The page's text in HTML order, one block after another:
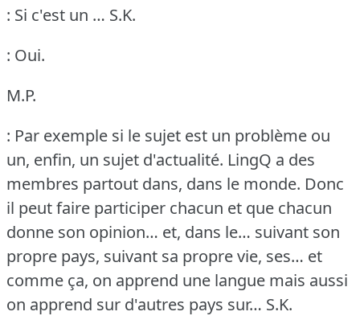
: Si c'est un … S.K.
: Oui.
M.P.
: Par exemple si le sujet est un problème ou
un, enfin, un sujet d'actualité. LingQ a des
membres partout dans, dans le monde. Donc
il peut faire participer chacun et que chacun
donne son opinion… et, dans le… suivant son
propre pays, suivant sa propre vie, ses… et
comme ça, on apprend une langue mais aussi
on apprend sur d'autres pays sur… S.K.